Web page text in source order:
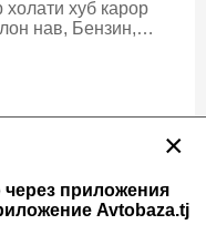
×
приложения
Avtobaza.tj
хуб карор
нав, Бензин,
Самара 2 (седан